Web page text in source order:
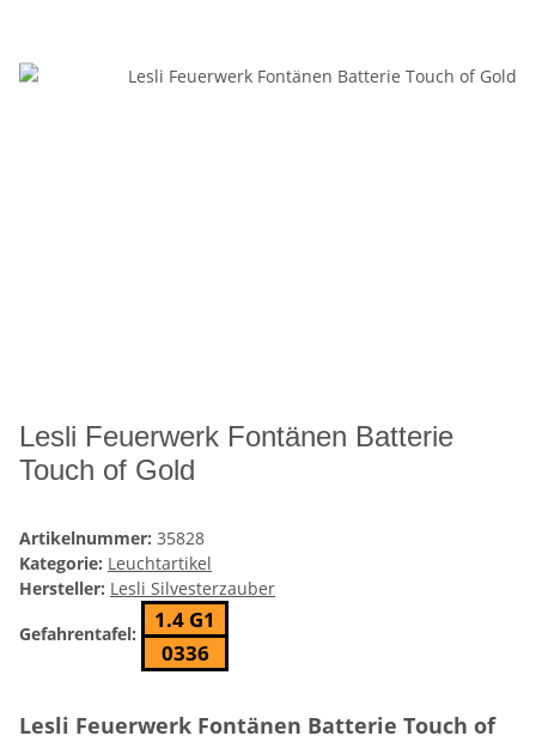
Lesli Feuerwerk Fontänen Batterie
Touch of Gold
Artikelnummer: 35828
Kategorie: Leuchtartikel
Hersteller: Lesli Silvesterzauber
Gefahrentafel:
1.4 G1
0336
Lesli Feuerwerk Fontänen Batterie Touch of